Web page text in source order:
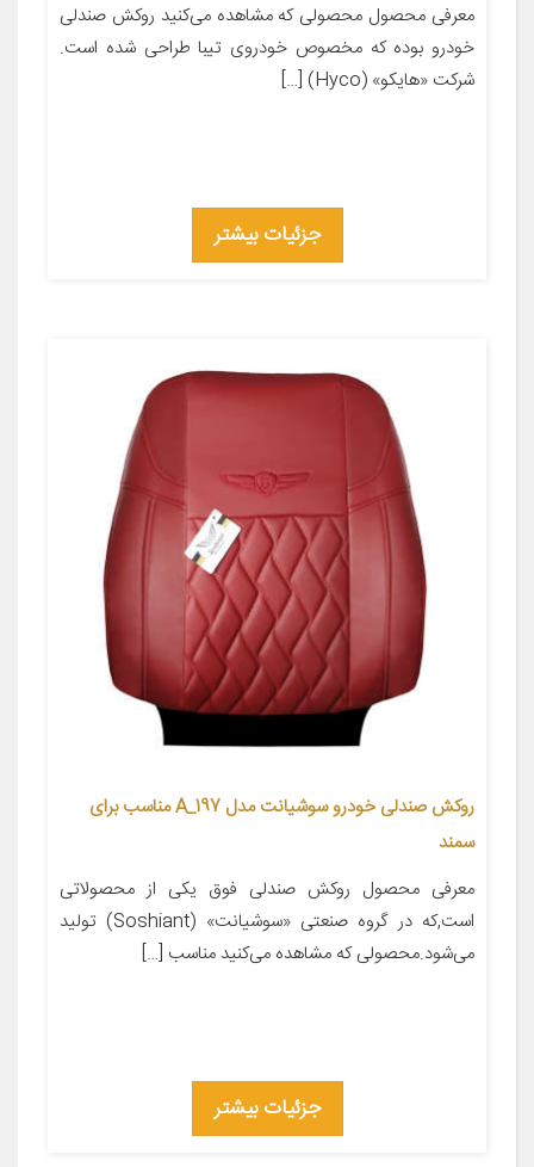
معرفی محصول محصولی که مشاهده می‌کنید روکش صندلی
خودرو بوده که مخصوص خودروی تیبا طراحی شده است.
شرکت «هایکو» (Hyco) […]
جزئیات بیشتر
روکش صندلی خودرو سوشیانت مدل A_197 مناسب برای
سمند
معرفی محصول روکش صندلی فوق یکی از محصولاتی
است,که در گروه صنعتی «سوشیانت» (Soshiant) تولید
می‌شود.محصولی که مشاهده می‌کنید مناسب […]
جزئیات بیشتر